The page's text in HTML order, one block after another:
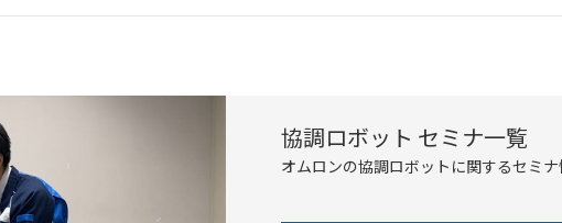
協調ロボット セミナ一覧
オムロンの協調ロボットに関するセミナ